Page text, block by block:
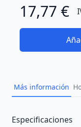
17,77 €
Más información
Description
Especificaciones